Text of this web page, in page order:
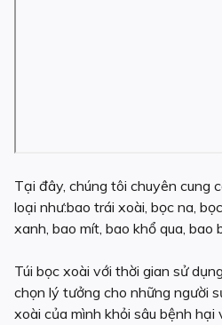
Tại đây, chúng tôi chuyên cung
loại như:bao trái xoài, bọc na,
xanh, bao mít, bao khổ qua, bao
Túi bọc xoài với thời gian sử
chọn lý tưởng cho những người
xoài của mình khỏi sâu bệnh